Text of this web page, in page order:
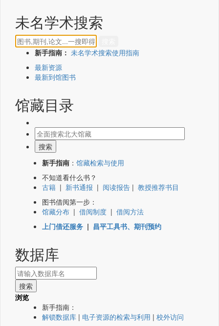
未名学术搜索
新手指南： 未名学术搜索使用指南
最新资源
最新到馆图书
馆藏目录
新手指南 ： 馆藏检索与使用
不知道看什么书？
古籍 | 新书通报 | 阅读报告 | 教授推荐书目
图书借阅第一步：
馆藏分布 | 借阅制度 | 借阅方法
上门借还服务 | 昌平工具书、期刊预约
数据库
浏览
新手指南：
解锁数据库 | 电子资源的检索与利用 | 校外访问